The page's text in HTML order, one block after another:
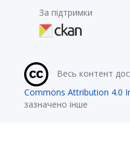
За підтримки
Весь контент
Commons Attribution 4.0
зазначено інше